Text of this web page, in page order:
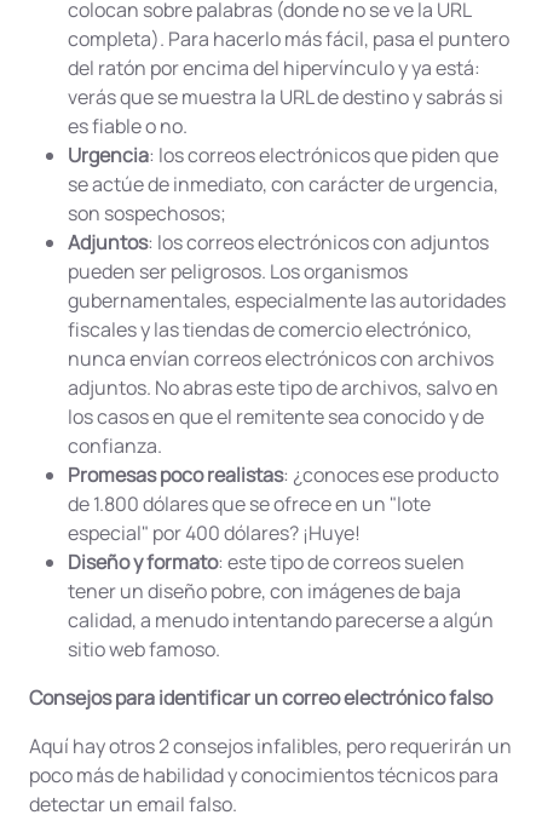
colocan sobre palabras (donde no se ve la URL
completa). Para hacerlo más fácil, pasa el puntero
del ratón por encima del hipervínculo y ya está:
verás que se muestra la URL de destino y sabrás si
es fiable o no.
Urgencia: los correos electrónicos que piden que
se actúe de inmediato, con carácter de urgencia,
son sospechosos;
Adjuntos: los correos electrónicos con adjuntos
pueden ser peligrosos. Los organismos
gubernamentales, especialmente las autoridades
fiscales y las tiendas de comercio electrónico,
nunca envían correos electrónicos con archivos
adjuntos. No abras este tipo de archivos, salvo en
los casos en que el remitente sea conocido y de
confianza.
Promesas poco realistas: ¿conoces ese producto
de 1.800 dólares que se ofrece en un "lote
especial" por 400 dólares? ¡Huye!
Diseño y formato: este tipo de correos suelen
tener un diseño pobre, con imágenes de baja
calidad, a menudo intentando parecerse a algún
sitio web famoso.
Consejos para identificar un correo electrónico falso
Aquí hay otros 2 consejos infalibles, pero requerirán un
poco más de habilidad y conocimientos técnicos para
detectar un email falso.